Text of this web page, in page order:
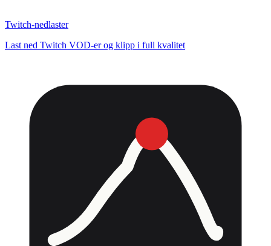
Twitch-nedlaster
Last ned Twitch VOD-er og klipp i full kvalitet